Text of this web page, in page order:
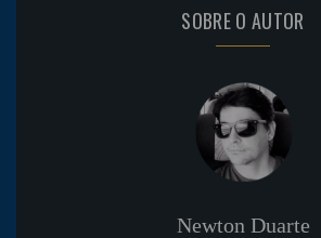
SOBRE O AUTOR
Newton Duarte